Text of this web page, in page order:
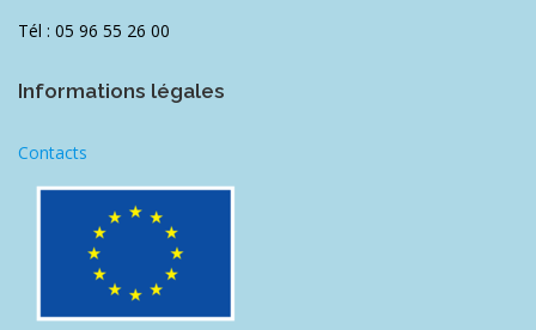
Tél : 05 96 55 26 00
Informations légales
Contacts